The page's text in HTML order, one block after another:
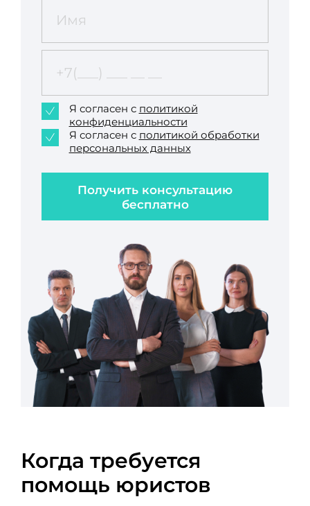
Получить консультацию
бесплатно
Я согласен с политикой
конфиденциальности
Я согласен с политикой обработки
персональных данных
Когда требуется
помощь юристов